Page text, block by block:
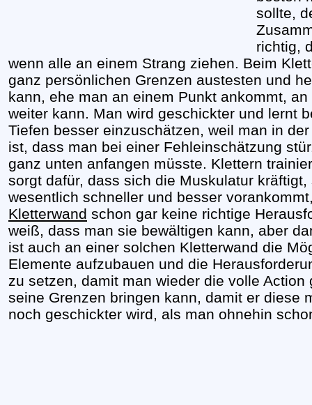
sollte,
richtig,
wenn alle an einem Strang ziehen. Beim
ganz persönlichen Grenzen austesten und
kann, ehe man an einem Punkt ankommt,
weiter kann. Man wird geschickter und lernt
Tiefen besser einzuschätzen, weil man in
ist, dass man bei einer Fehleinschätzung
ganz unten anfangen müsste. Klettern
sorgt dafür, dass sich die Muskulatur
wesentlich schneller und besser
Kletterwand schon gar keine richtige
weiß, dass man sie bewältigen kann, aber
ist auch an einer solchen Kletterwand die
Elemente aufzubauen und die
zu setzen, damit man wieder die volle
seine Grenzen bringen kann, damit er diese
noch geschickter wird, als man ohnehin